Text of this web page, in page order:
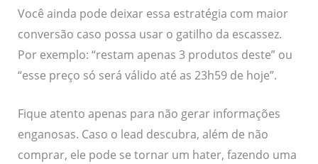
Você ainda pode deixar essa estratégia com maior
conversão caso possa usar o gatilho da escassez.
Por exemplo: “restam apenas 3 produtos deste” ou
“esse preço só será válido até as 23h59 de hoje”.
Fique atento apenas para não gerar informações
enganosas. Caso o lead descubra, além de não
comprar, ele pode se tornar um hater, fazendo uma